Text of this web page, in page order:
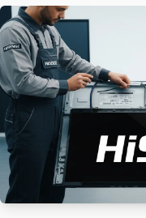
Çamlık mahallesi
Pendik Hisense
Çınardere
Hisense TV'nizin
Pendik Hisense
Doğu Hisense
Doğu mahallesi
Doğu Hisense